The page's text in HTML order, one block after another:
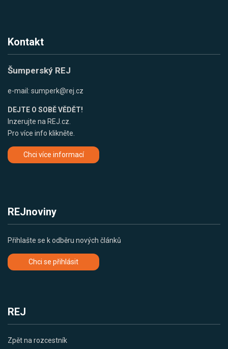
Kontakt
Šumperský REJ
e-mail: sumperk@rej.cz
DEJTE O SOBĚ VĚDĚT!
Inzerujte na REJ.cz.
Pro více info klikněte.
Chci více informací
REJnoviny
Přihlašte se k odběru nových článků
Chci se přihlásit
REJ
Zpět na rozcestník